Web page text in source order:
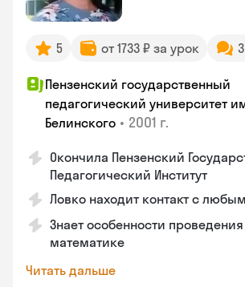
5 от 1733 ₽ за урок
Пензенский государственный
педагогический университет
Белинского • 2001 г.
Окончила Пензенский
Педагогический Институт
Ловко находит контакт с
Знает особенности
математике
Читать дальше